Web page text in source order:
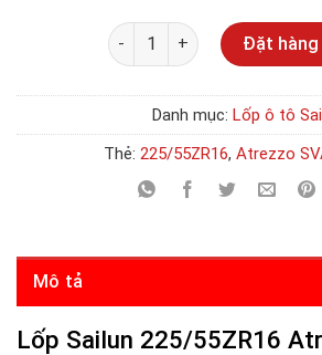
Số lượng Đặt hàng
Danh mục: Lốp ô tô
Thẻ: 225/55ZR16, Atrezzo
Mô tả
Lốp Sailun 225/55ZR16